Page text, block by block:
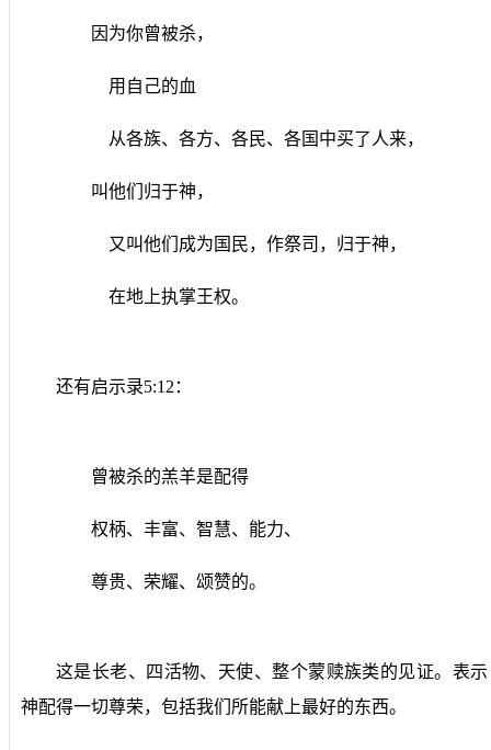
因为你曾被杀，
用自己的血
从各族、各方、各民、各国中买了人来，
叫他们归于神，
又叫他们成为国民，作祭司，归于神，
在地上执掌王权。
还有启示录5:12 ：
曾被杀的羔羊是配得
权柄、丰富、智慧、能力、
尊贵、荣耀、颂赞的。
这是长老、四活物、天使、整个蒙赎族类的见证。表示
神配得一切尊荣，包括我们所能献上最好的东西。